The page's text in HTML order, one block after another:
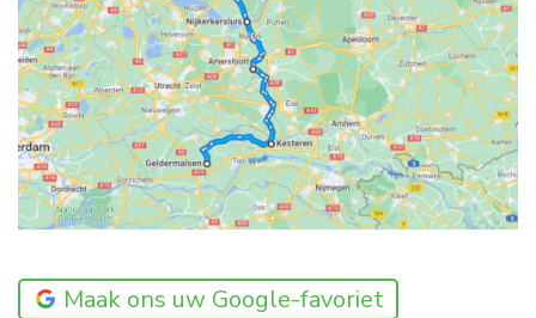
Maak ons uw Google-favoriet